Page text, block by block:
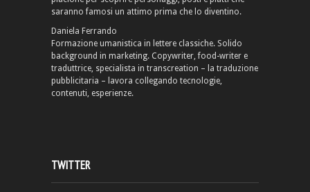
saranno famosi un attimo prima che lo diventino.
Daniela Ferrando
Formazione umanistica in lettere classiche. Solido
background in marketing. Copywriter, food-writer e
traduttrice, specialista in transcreation – la traduzione
pubblicitaria – lavora collegando tecnologie,
contenuti, esperienze.
TWITTER